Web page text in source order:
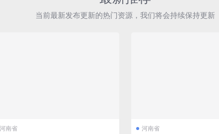
当前最新发布更新的热门资源，我们将会持续保持更新
河南省 河南省